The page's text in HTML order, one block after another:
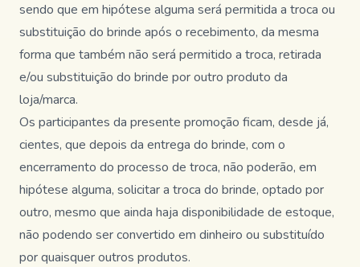
sendo que em hipótese alguma será permitida a troca ou
substituição do brinde após o recebimento, da mesma
forma que também não será permitido a troca, retirada
e/ou substituição do brinde por outro produto da
loja/marca.
Os participantes da presente promoção ficam, desde já,
cientes, que depois da entrega do brinde, com o
encerramento do processo de troca, não poderão, em
hipótese alguma, solicitar a troca do brinde, optado por
outro, mesmo que ainda haja disponibilidade de estoque,
não podendo ser convertido em dinheiro ou substituído
por quaisquer outros produtos.